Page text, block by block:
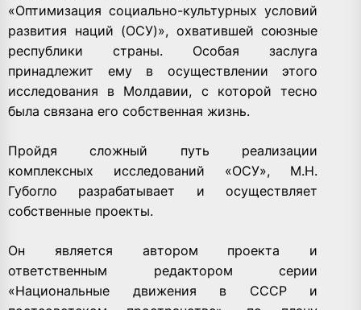
«Оптимизация социально-культурных условий
развития наций (ОСУ)», охватившей союзные
республики страны. Особая заслуга
принадлежит ему в осуществлении этого
исследования в Молдавии, с которой тесно
была связана его собственная жизнь.
Пройдя сложный путь реализации
комплексных исследований «ОСУ», М.Н.
Губогло разрабатывает и осуществляет
собственные проекты.
Он является автором проекта и
ответственным редактором серии
«Национальные движения в СССР и